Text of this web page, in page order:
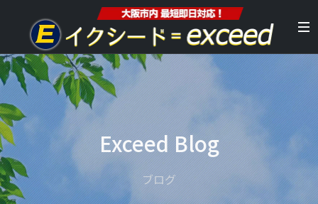
Exceed Blog
ブログ